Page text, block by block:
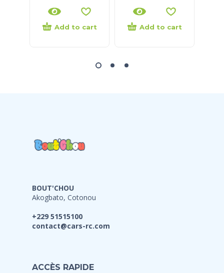
Add to cart Add to cart
BOUT'CHOU
Akogbato, Cotonou
+229 51515100
contact@cars-rc.com
ACCÈS RAPIDE